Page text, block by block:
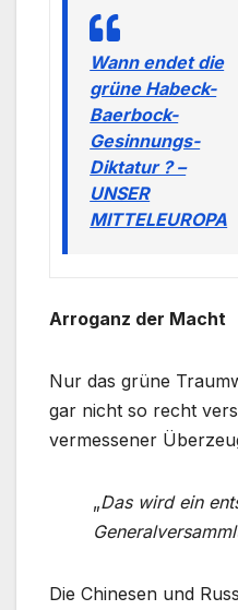
Wann endet die
grüne Habeck-
Baerbock-
Gesinnungs-
Diktatur ? –
UNSER
MITTELEUROPA
Arroganz der Macht
Nur das grüne
gar nicht so recht
vermessener
„Das wird ein
Die Chinesen und